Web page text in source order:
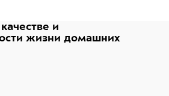
и
жизни домашних